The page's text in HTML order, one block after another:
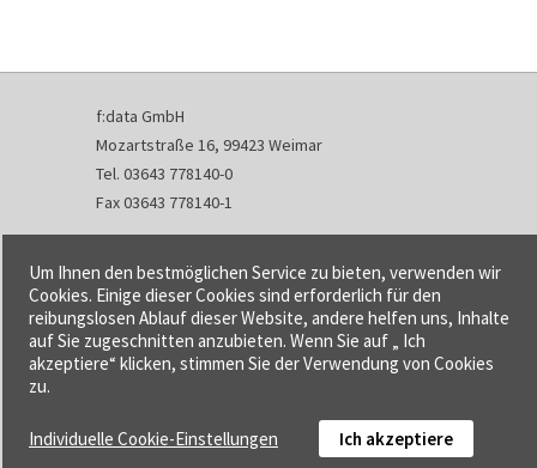
f:data GmbH
Mozartstraße 16, 99423 Weimar
Tel. 03643 778140-0
Fax 03643 778140-1
info@fdata.de
Kontakt
Impressum
Datenschutzerklärung
Urheberrecht und Haftung
Cookie-Einstellungen
Um Ihnen den bestmöglichen Service zu bieten, verwenden wir
Cookies. Einige dieser Cookies sind erforderlich für den
reibungslosen Ablauf dieser Website, andere helfen uns, Inhalte
auf Sie zugeschnitten anzubieten. Wenn Sie auf „ Ich
akzeptiere“ klicken, stimmen Sie der Verwendung von Cookies
zu.
Individuelle Cookie-Einstellungen Ich akzeptiere